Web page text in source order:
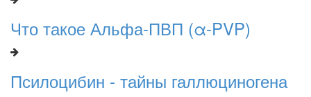
Что такое Альфа-ПВП (α-PVP)
Псилоцибин - тайны галлюциногена